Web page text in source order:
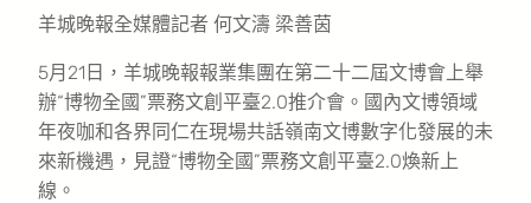
羊城晚報全媒體記者 何文濤 梁善茵
5月21日，羊城晚報報業集團在第二十二屆文博會上舉
辦“博物全國”票務文創平臺2.0推介會。國內文博領域
年夜咖和各界同仁在現場共話嶺南文博數字化發展的未
來新機遇，見證“博物全國”票務文創平臺2.0煥新上
線。